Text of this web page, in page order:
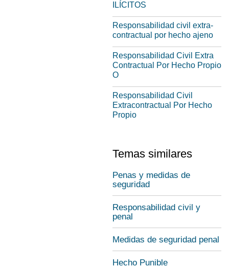
ILÍCITOS
Responsabilidad civil extra-
contractual por hecho ajeno
Responsabilidad Civil Extra
Contractual Por Hecho Propio
O
Responsabilidad Civil
Extracontractual Por Hecho
Propio
Temas similares
Penas y medidas de
seguridad
Responsabilidad civil y
penal
Medidas de seguridad penal
Hecho Punible